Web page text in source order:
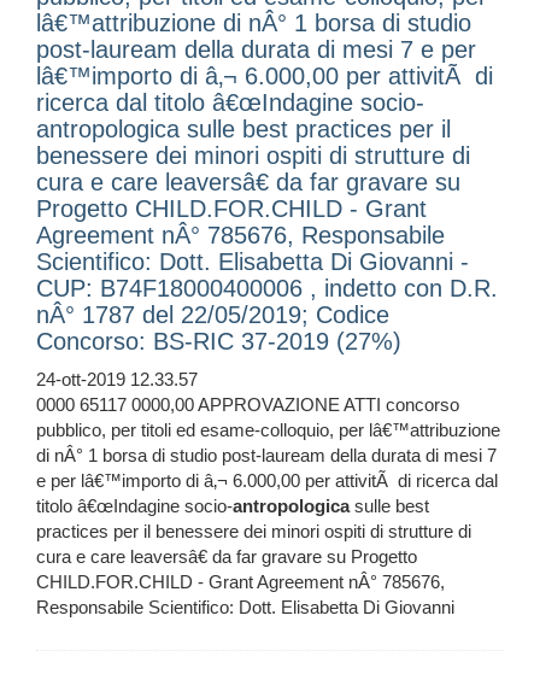
lâ€™attribuzione di nÂ° 1 borsa di studio
post-lauream della durata di mesi 7 e per
lâ€™importo di â‚¬ 6.000,00 per attivitÃ di
ricerca dal titolo â€œIndagine socio-
antropologica sulle best practices per il
benessere dei minori ospiti di strutture di
cura e care leaversâ€ da far gravare su
Progetto CHILD.FOR.CHILD - Grant
Agreement nÂ° 785676, Responsabile
Scientifico: Dott. Elisabetta Di Giovanni -
CUP: B74F18000400006 , indetto con D.R.
nÂ° 1787 del 22/05/2019; Codice
Concorso: BS-RIC 37-2019 (27%)
24-ott-2019 12.33.57
0000 65117 0000,00 APPROVAZIONE ATTI concorso
pubblico, per titoli ed esame-colloquio, per lâ€™attribuzione
di nÂ° 1 borsa di studio post-lauream della durata di mesi 7
e per lâ€™importo di â‚¬ 6.000,00 per attivitÃ di ricerca dal
titolo â€œIndagine socio-antropologicasulle best
practices per il benessere dei minori ospiti di strutture di
cura e care leaversâ€ da far gravare su Progetto
CHILD.FOR.CHILD - Grant Agreement nÂ° 785676,
Responsabile Scientifico: Dott. Elisabetta Di Giovanni